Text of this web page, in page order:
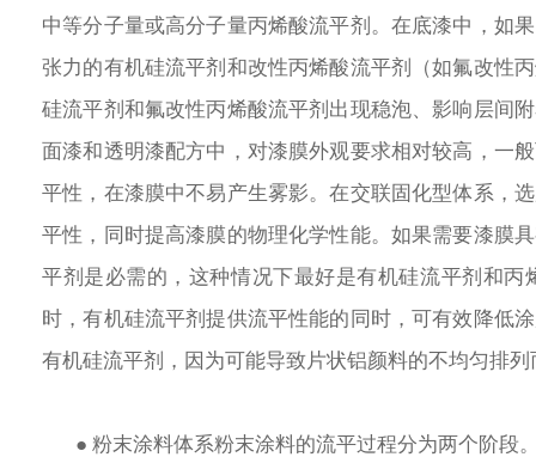
中等分子量或高分子量丙烯酸流平剂。在底漆中，如
张力的有机硅流平剂和改性丙烯酸流平剂（如氟改性
硅流平剂和氟改性丙烯酸流平剂出现稳泡、影响层间
面漆和透明漆配方中，对漆膜外观要求相对较高，一
平性，在漆膜中不易产生雾影。在交联固化型体系，
平性，同时提高漆膜的物理化学性能。如果需要漆膜
平剂是必需的，这种情况下最好是有机硅流平剂和
时，有机硅流平剂提供流平性能的同时，可有效降低
有机硅流平剂，因为可能导致片状铝颜料的不均匀排
● 粉末涂料体系粉末涂料的流平过程分为两个阶段